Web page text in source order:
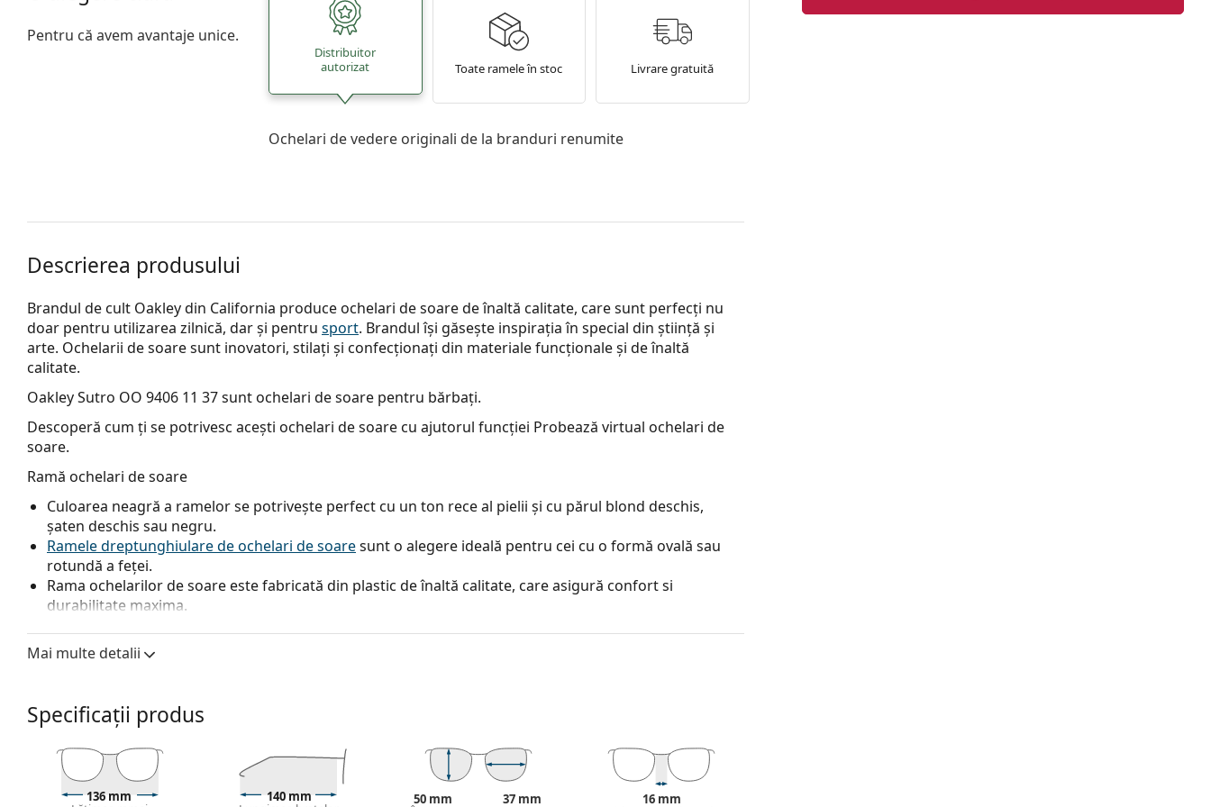
Pentru că avem avantaje unice.
Distribuitor
autorizat
Toate ramele în stoc Livrare gratuită
Ochelari de vedere originali de la branduri renumite
Descrierea produsului
Brandul de cult Oakley din California produce ochelari de soare de înaltă calitate, care sunt perfecți nu
doar pentru utilizarea zilnică, dar și pentru sport. Brandul își găsește inspirația în special din știință și
arte. Ochelarii de soare sunt inovatori, stilați și confecționați din materiale funcționale și de înaltă
calitate.
Oakley Sutro OO 9406 11 37sunt ochelari de soare pentru bărbați.
Descoperă cum ți se potrivesc acești ochelari de soare cu ajutorul funcției Probează virtual ochelari de
soare.
Ramă ochelari de soare
Culoarea neagră a ramelor se potrivește perfect cu un ton rece al pielii și cu părul blond deschis,
șaten deschis sau negru.
Ramele dreptunghiulare de ochelari de soaresunt o alegere ideală pentru cei cu o formă ovală sau
rotundă a feței.
Rama ochelarilor de soare este fabricată din plastic de înaltă calitate, care asigură confort si
durabilitate maxima.
Lentile ochelari de soare
Lentilele roz accentuează detaliile și îmbunătățesc percepția spațială. Reduc ușor rezoluția culorilor.
rezistența la fisuri.
Tehnologia inovatoare a lentilelor
acuitate vizuală excelente. HDO elimină amplificarea și distorsiunea imaginii, permițându-vă să vedeți
obiectele exact așa cum apar și unde se află cu adevărat. Soluția patentată în tehnologia HDO obține
rezultate excelente în testele Institutului Național American de Standarde și oferă o imagine vizuală
Mai multe detalii
Specificații produs
136 mm 140 mm 50 mm 37 mm 16 mm